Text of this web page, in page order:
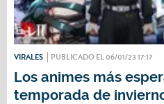
VIRALES PUBLICADO EL 06/01/23 17:17
Los animes más
temporada de